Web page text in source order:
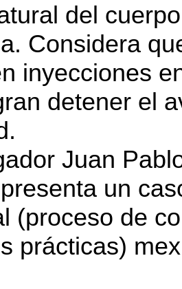
del
Considera
inyecciones
detener el
Juan
un
(proceso de
prácticas)